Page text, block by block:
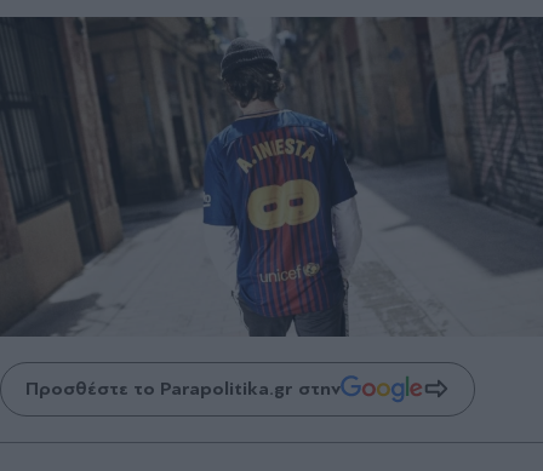
Προσθέστε το Parapolitika.gr στην